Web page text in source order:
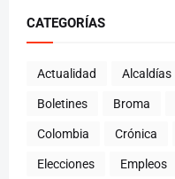
CATEGORÍAS
Actualidad Alcaldías
Boletines Broma
Colombia Crónica
Elecciones Empleos